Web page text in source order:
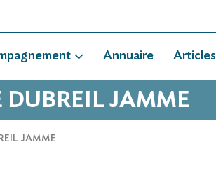
Annuaire Articles
DUBREIL JAMME
JAMME